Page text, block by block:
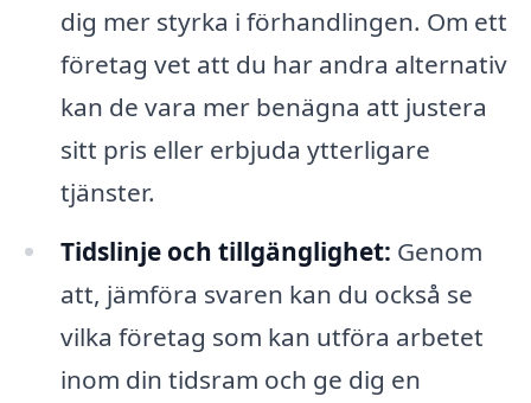
dig mer styrka i förhandlingen. Om ett
företag vet att du har andra alternativ
kan de vara mer benägna att justera
sitt pris eller erbjuda ytterligare
tjänster.
Tidslinje och tillgänglighet: Genom
att, jämföra svaren kan du också se
vilka företag som kan utföra arbetet
inom din tidsram och ge dig en